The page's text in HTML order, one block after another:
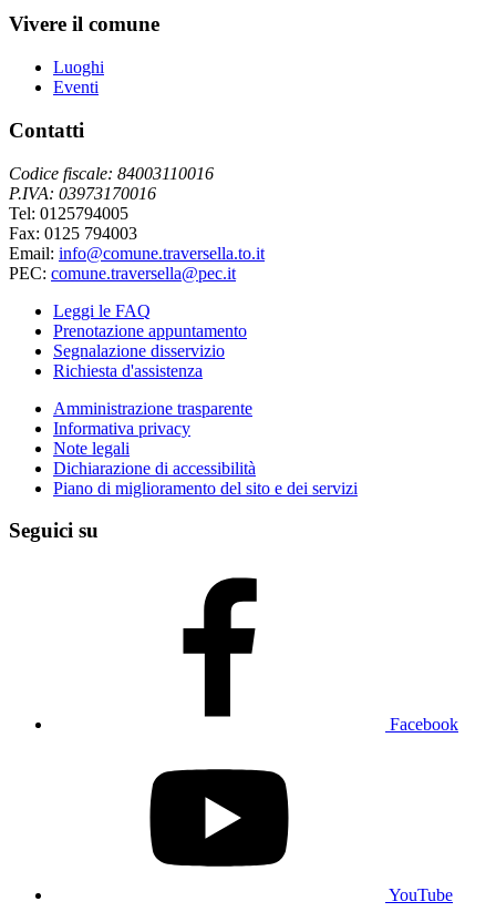
Vivere il comune
Luoghi
Eventi
Contatti
Codice fiscale: 84003110016
P.IVA: 03973170016
Tel: 0125794005
Fax: 0125 794003
Email: info@comune.traversella.to.it
PEC: comune.traversella@pec.it
Leggi le FAQ
Prenotazione appuntamento
Segnalazione disservizio
Richiesta d'assistenza
Amministrazione trasparente
Informativa privacy
Note legali
Dichiarazione di accessibilità
Piano di miglioramento del sito e dei servizi
Seguici su
Facebook
YouTube